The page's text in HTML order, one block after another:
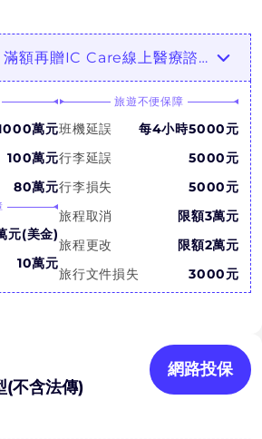
有保法定傳染病！滿額再贈IC Care線上醫療諮詢！
萬元
100萬元
80萬元
元(美金)
10萬元
旅遊不便保障
班機延誤
每4小時5000元
行李延誤
5000元
行李損失
5000元
旅程取消
限額3萬元
旅程更改
限額2萬元
旅行文件損失
3000元
(不含法傳)
網路投保